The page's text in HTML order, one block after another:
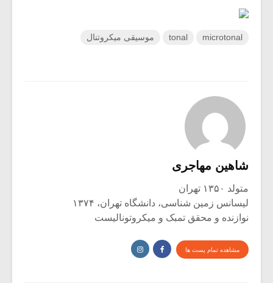
microtonal
tonal موسیقی میکروتنال
شاهین مهاجری
متولد ۱۳۵۰ تهران
لیسانس زمین شناسی، دانشگاه تهران، ۱۳۷۴
نوازنده و محقق تمبک و میکروتونالیست
مشاهده تمام پست ها